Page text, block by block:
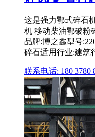
这是强力鄂式碎石
机 移动柴油鄂破粉
品牌:博之鑫型号
碎石适用行业:建筑
联系电话: 180 3780